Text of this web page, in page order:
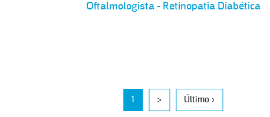
Oftalmologista - Retinopatia Diabética
1 > Último ›